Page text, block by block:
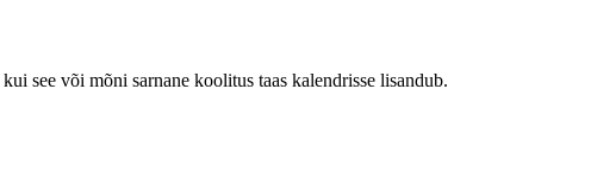
see või mõni sarnane koolitus taas kalendrisse lisandub.